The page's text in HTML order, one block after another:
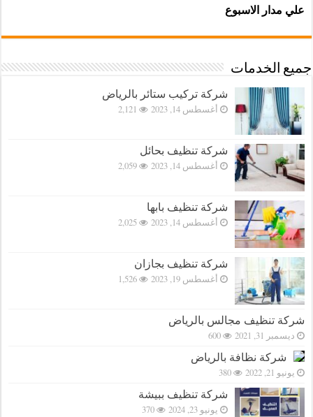
علي مدار الاسبوع
جميع الخدمات
شركة تركيب ستائر بالرياض
أغسطس 14, 2023 2,121
شركة تنظيف بحائل
أغسطس 14, 2023 2,059
شركة تنظيف بابها
أغسطس 14, 2023 2,025
شركة تنظيف بجازان
أغسطس 19, 2023 1,526
شركة تنظيف مجالس بالرياض
ديسمبر 31, 2021 600
شركة نظافة بالرياض
يونيو 21, 2022 380
شركة تنظيف ببيشة
يونيو 23, 2024 370